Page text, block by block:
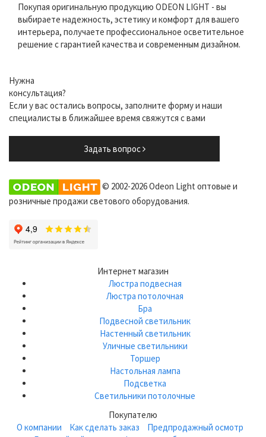
Покупая оригинальную продукцию ODEON LIGHT - вы
выбираете надежность, эстетику и комфорт для вашего
интерьера, получаете профессиональное осветительное
решение с гарантией качества и современным дизайном.
Нужна
консультация?
Если у вас остались вопросы, заполните форму и наши
специалисты в ближайшее время свяжутся с вами
Задать вопрос
© 2002-2026 Odeon Light оптовые и
розничные продажи светового оборудования.
Интернет магазин
Люстра подвесная
Люстра потолочная
Бра
Подвесной светильник
Настенный светильник
Уличные светильники
Торшер
Настольная лампа
Подсветка
Светильники потолочные
Покупателю
О компании
Как сделать заказ
Предпродажный осмотр